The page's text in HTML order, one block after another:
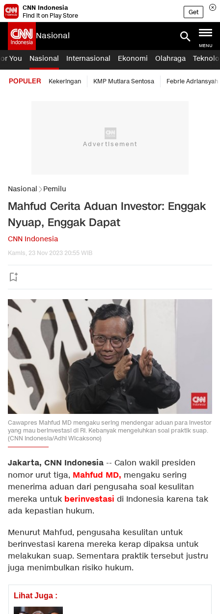
CNN Indonesia
Find it on Play Store
Get
Nasional
MENU
You Nasional Internasional Ekonomi Olahraga
POPULER Kekeringan KMP Mutiara Sentosa Febrie Adriansyah
Nasional Pemilu
Mahfud Cerita Aduan Investor: Enggak
Nyuap, Enggak Dapat
CNN Indonesia
Kamis, 23 Nov 2023 20:55 WIB
Cawapres Mahfud MD mengaku sering mendengar aduan para investor
yang mau berinvestasi di RI. Kebanyak mengeluhkan soal praktik suap.
(CNN Indonesia/Adhi Wicaksono)
Jakarta, CNN Indonesia -- Calon wakil presiden
nomor urut tiga, Mahfud MD, mengaku sering
menerima aduan dari pengusaha soal kesulitan
mereka untuk berinvestasi di Indonesia karena tak
ada kepastian hukum.
Menurut Mahfud, pengusaha kesulitan untuk
berinvestasi karena mereka kerap dipaksa untuk
melakukan suap. Sementara praktik tersebut justru
juga menimbulkan risiko hukum.
Lihat Juga :